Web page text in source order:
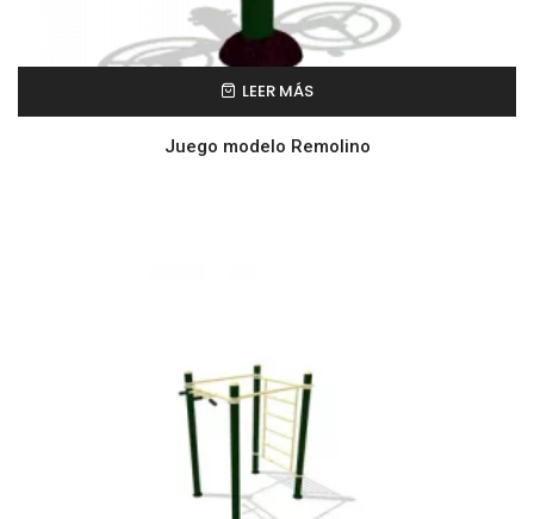
LEER MÁS
Juego modelo Remolino